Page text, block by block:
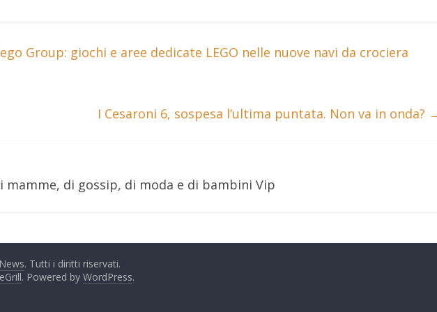
Group: giochi e aree dedicate LEGO nelle nuove navi da crociera
I Cesaroni 6, sospesa l’ultima puntata. Non va in onda?
mamme, di gossip, di moda e di bambini Vip
. Tutti i diritti riservati.
. Powered by WordPress.